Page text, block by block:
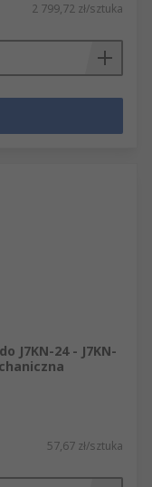
2 799,72 zł/sztuka
J7KN-24 - J7KN-
57,67 zł/sztuka